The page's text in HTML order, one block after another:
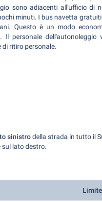
sono adiacenti all'ufficio di
minuti. I bus navetta
Questo è un modo
Il personale
di ritiro personale.
sinistrodella strada in tutto il
sul lato destro.